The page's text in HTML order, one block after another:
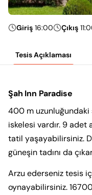
Giriş 16:00 Çıkış
Tesis Açıklaması
Şah Inn Paradise
400 m
iskelesi vardır. 9 adet
tatil yaşayabilirsiniz.
güneşin tadını da
Arzu ederseniz tesis
oynayabilirsiniz.